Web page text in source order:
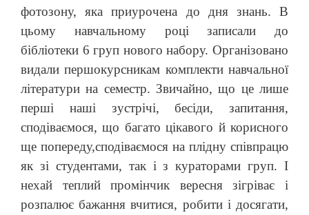
фотозону, яка приурочена до дня знань. В
цьому навчальному році записали до
бібліотеки 6 груп нового набору. Організовано
видали першокурсникам комплекти навчальної
літератури на семестр. Звичайно, що це лише
перші наші зустрічі, бесіди, запитання,
сподіваємося, що багато цікавого й корисного
ще попереду,сподіваємося на плідну співпрацю
як зі студентами, так і з кураторами груп. І
нехай теплий промінчик вересня зігріває і
розпалює бажання вчитися, робити і досягати,